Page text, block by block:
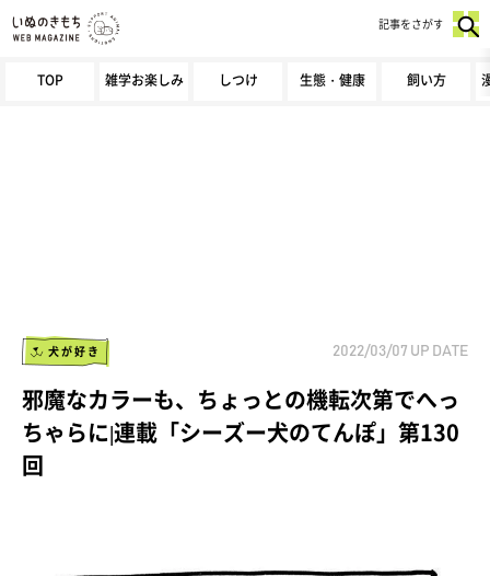
TOP 雑学お楽しみ しつけ 生態・健康 飼い方
記事をさがす
犬が好き 2022/03/07 UP DATE
邪魔なカラーも、ちょっとの機転次第でへっ
ちゃらに|連載「シーズー犬のてんぽ」第130
回